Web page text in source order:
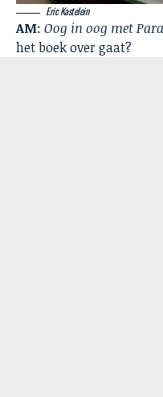
Eric Kastelein
AM: Oog in oog met
het boek over gaat?